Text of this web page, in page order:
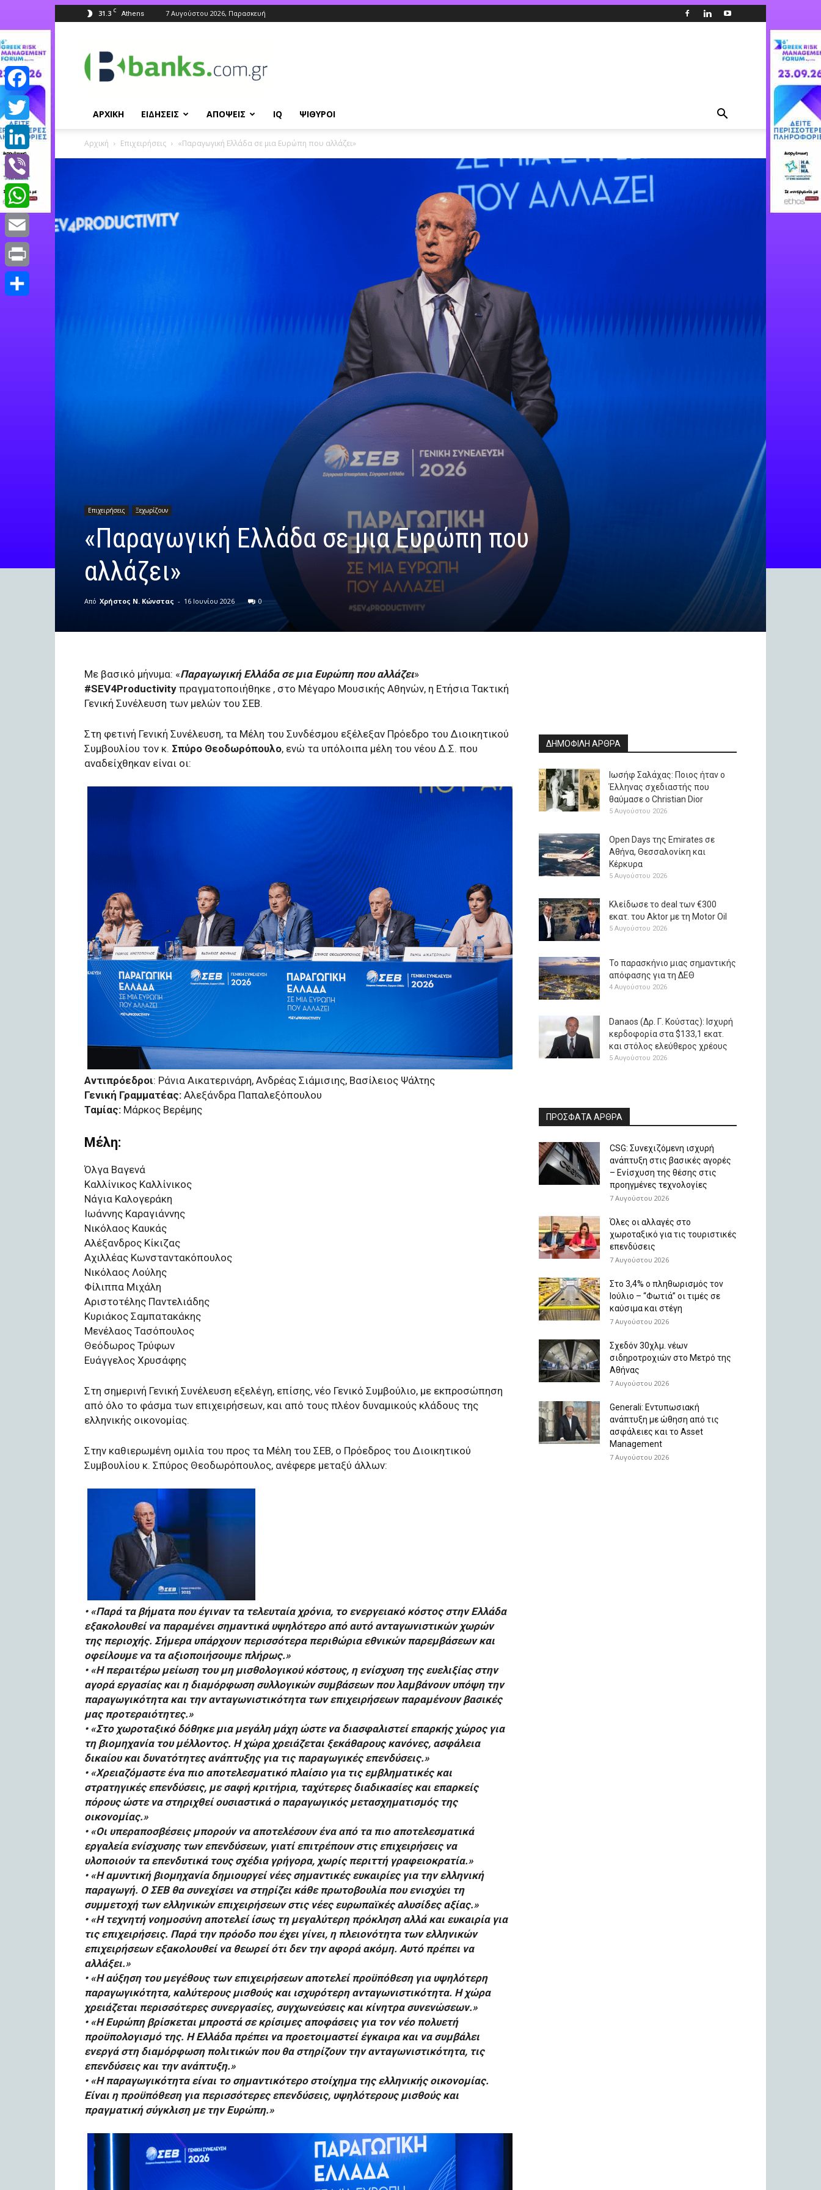
31.3 C Athens 7 Αυγούστου 2026, Παρασκευή
ΑΡΧΙΚΗ ΕΙΔΗΣΕΙΣ ΑΠΟΨΕΙΣ IQ ΨΙΘΥΡΟΙ
Αρχική Επιχειρήσεις «Παραγωγική Ελλάδα σε μια Ευρώπη που αλλάζει»
Επιχειρήσεις Ξεχωρίζουν
«Παραγωγική Ελλάδα σε μια Ευρώπη που
αλλάζει»
Από Χρήστος Ν. Κώνστας - 16 Ιουνίου 2026 0
Με βασικό μήνυμα: «Παραγωγική Ελλάδα σε μια Ευρώπη που αλλάζει»
#SEV4Productivity πραγματοποιήθηκε , στο Μέγαρο Μουσικής Αθηνών, η Ετήσια Τακτική
Γενική Συνέλευση των μελών του ΣΕΒ.
Στη φετινή Γενική Συνέλευση, τα Μέλη του Συνδέσμου εξέλεξαν Πρόεδρο του Διοικητικού
Συμβουλίου τον κ. Σπύρο Θεοδωρόπουλο, ενώ τα υπόλοιπα μέλη του νέου Δ.Σ. που
αναδείχθηκαν είναι οι:
Αντιπρόεδροι: Ράνια Αικατερινάρη, Ανδρέας Σιάμισιης, Βασίλειος Ψάλτης
Γενική Γραμματέας: Αλεξάνδρα Παπαλεξόπουλου
Ταμίας: Μάρκος Βερέμης
Μέλη:
Όλγα Βαγενά
Καλλίνικος Καλλίνικος
Νάγια Καλογεράκη
Ιωάννης Καραγιάννης
Νικόλαος Καυκάς
Αλέξανδρος Κίκιζας
Αχιλλέας Κωνσταντακόπουλος
Νικόλαος Λούλης
Φίλιππα Μιχάλη
Αριστοτέλης Παντελιάδης
Κυριάκος Σαμπατακάκης
Μενέλαος Τασόπουλος
Θεόδωρος Τρύφων
Ευάγγελος Χρυσάφης
Στη σημερινή Γενική Συνέλευση εξελέγη, επίσης, νέο Γενικό Συμβούλιο, με εκπροσώπηση
από όλο το φάσμα των επιχειρήσεων, και από τους πλέον δυναμικούς κλάδους της
ελληνικής οικονομίας.
Στην καθιερωμένη ομιλία του προς τα Μέλη του ΣΕΒ, ο Πρόεδρος του Διοικητικού
Συμβουλίου κ. Σπύρος Θεοδωρόπουλος, ανέφερε μεταξύ άλλων:
• «Παρά τα βήματα που έγιναν τα τελευταία χρόνια, το ενεργειακό κόστος στην Ελλάδα
εξακολουθεί να παραμένει σημαντικά υψηλότερο από αυτό ανταγωνιστικών χωρών
της περιοχής. Σήμερα υπάρχουν περισσότερα περιθώρια εθνικών παρεμβάσεων και
οφείλουμε να τα αξιοποιήσουμε πλήρως.»
• «Η περαιτέρω μείωση του μη μισθολογικού κόστους, η ενίσχυση της ευελιξίας στην
αγορά εργασίας και η διαμόρφωση συλλογικών συμβάσεων που λαμβάνουν υπόψη την
παραγωγικότητα και την ανταγωνιστικότητα των επιχειρήσεων παραμένουν βασικές
μας προτεραιότητες.»
• «Στο χωροταξικό δόθηκε μια μεγάλη μάχη ώστε να διασφαλιστεί επαρκής χώρος για
τη βιομηχανία του μέλλοντος. Η χώρα χρειάζεται ξεκάθαρους κανόνες, ασφάλεια
δικαίου και δυνατότητες ανάπτυξης για τις παραγωγικές επενδύσεις.»
• «Χρειαζόμαστε ένα πιο αποτελεσματικό πλαίσιο για τις εμβληματικές και
στρατηγικές επενδύσεις, με σαφή κριτήρια, ταχύτερες διαδικασίες και επαρκείς
πόρους ώστε να στηριχθεί ουσιαστικά ο παραγωγικός μετασχηματισμός της
οικονομίας.»
• «Οι υπεραποσβέσεις μπορούν να αποτελέσουν ένα από τα πιο αποτελεσματικά
εργαλεία ενίσχυσης των επενδύσεων, γιατί επιτρέπουν στις επιχειρήσεις να
υλοποιούν τα επενδυτικά τους σχέδια γρήγορα, χωρίς περιττή γραφειοκρατία.»
• «Η αμυντική βιομηχανία δημιουργεί νέες σημαντικές ευκαιρίες για την ελληνική
παραγωγή. Ο ΣΕΒ θα συνεχίσει να στηρίζει κάθε πρωτοβουλία που ενισχύει τη
συμμετοχή των ελληνικών επιχειρήσεων στις νέες ευρωπαϊκές αλυσίδες αξίας.»
• «Η τεχνητή νοημοσύνη αποτελεί ίσως τη μεγαλύτερη πρόκληση αλλά και ευκαιρία για
τις επιχειρήσεις. Παρά την πρόοδο που έχει γίνει, η πλειονότητα των ελληνικών
επιχειρήσεων εξακολουθεί να θεωρεί ότι δεν την αφορά ακόμη. Αυτό πρέπει να
αλλάξει.»
• «Η αύξηση του μεγέθους των επιχειρήσεων αποτελεί προϋπόθεση για υψηλότερη
παραγωγικότητα, καλύτερους μισθούς και ισχυρότερη ανταγωνιστικότητα. Η χώρα
χρειάζεται περισσότερες συνεργασίες, συγχωνεύσεις και κίνητρα συνενώσεων.»
• «Η Ευρώπη βρίσκεται μπροστά σε κρίσιμες αποφάσεις για τον νέο πολυετή
προϋπολογισμό της. Η Ελλάδα πρέπει να προετοιμαστεί έγκαιρα και να συμβάλει
ενεργά στη διαμόρφωση πολιτικών που θα στηρίζουν την ανταγωνιστικότητα, τις
επενδύσεις και την ανάπτυξη.»
• «Η παραγωγικότητα είναι το σημαντικότερο στοίχημα της ελληνικής οικονομίας.
Είναι η προϋπόθεση για περισσότερες επενδύσεις, υψηλότερους μισθούς και
πραγματική σύγκλιση με την Ευρώπη.»
ΔΗΜΟΦΙΛΗ ΑΡΘΡΑ
Ιωσήφ Σαλάχας: Ποιος ήταν ο
Έλληνας σχεδιαστής που
θαύμασε ο Christian Dior
5 Αυγούστου 2026
Open Days της Emirates σε
Αθήνα, Θεσσαλονίκη και
Κέρκυρα
5 Αυγούστου 2026
Κλείδωσε το deal των €300
εκατ. του Aktor με τη Μotor Oil
5 Αυγούστου 2026
Το παρασκήνιο μιας σημαντικής
απόφασης για τη ΔΕΘ
4 Αυγούστου 2026
Danaos (Δρ. Γ. Κούστας): Ισχυρή
κερδοφορία στα $133,1 εκατ.
και στόλος ελεύθερος χρέους
5 Αυγούστου 2026
ΠΡΟΣΦΑΤΑ ΑΡΘΡΑ
CSG: Συνεχιζόμενη ισχυρή
ανάπτυξη στις βασικές αγορές
– Ενίσχυση της θέσης στις
προηγμένες τεχνολογίες
7 Αυγούστου 2026
Όλες οι αλλαγές στο
χωροταξικό για τις τουριστικές
επενδύσεις
7 Αυγούστου 2026
Στο 3,4% ο πληθωρισμός τον
Ιούλιο – “Φωτιά” οι τιμές σε
καύσιμα και στέγη
7 Αυγούστου 2026
Σχεδόν 30χλμ. νέων
σιδηροτροχιών στο Μετρό της
Αθήνας
7 Αυγούστου 2026
Generali: Eντυπωσιακή
ανάπτυξη με ώθηση από τις
ασφάλειες και το Asset
Management
7 Αυγούστου 2026
Facebook
Twitter
LinkedIn
Viber
WhatsApp
Email
Print